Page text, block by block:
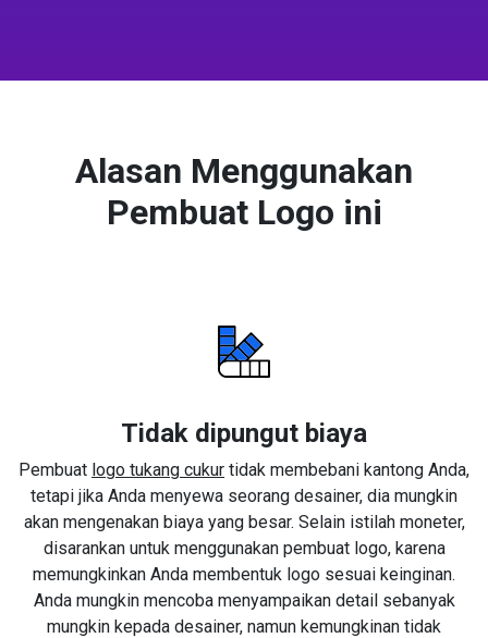
Alasan Menggunakan
Pembuat Logo ini
Tidak dipungut biaya
Pembuat logo tukang cukur tidak membebani kantong Anda,
tetapi jika Anda menyewa seorang desainer, dia mungkin
akan mengenakan biaya yang besar. Selain istilah moneter,
disarankan untuk menggunakan pembuat logo, karena
memungkinkan Anda membentuk logo sesuai keinginan.
Anda mungkin mencoba menyampaikan detail sebanyak
mungkin kepada desainer, namun kemungkinan tidak